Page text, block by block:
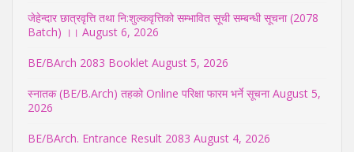
जेहेन्दार छात्रवृत्ति तथा नि:शुल्कवृत्तिको सम्भावित सूची सम्बन्धी सूचना (2078
Batch) ।। August 6, 2026
BE/BArch 2083 Booklet August 5, 2026
स्नातक (BE/B.Arch) तहको Online परिक्षा फारम भर्ने सूचना August 5,
2026
BE/BArch. Entrance Result 2083 August 4, 2026